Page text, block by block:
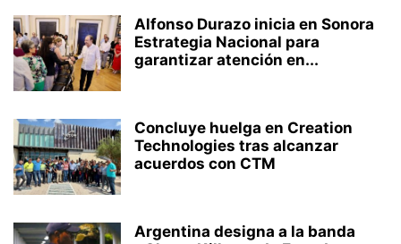
Alfonso Durazo inicia en Sonora
Estrategia Nacional para
garantizar atención en...
Concluye huelga en Creation
Technologies tras alcanzar
acuerdos con CTM
Argentina designa a la banda